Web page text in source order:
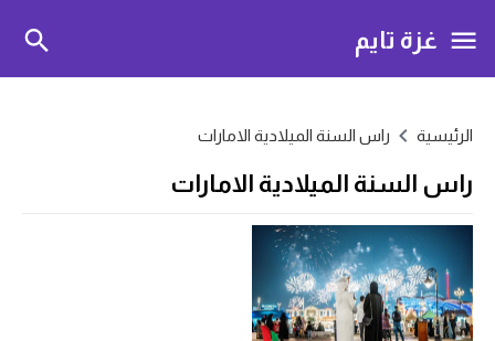
غزة تايم
الرئيسية راس السنة الميلادية الامارات
راس السنة الميلادية الامارات